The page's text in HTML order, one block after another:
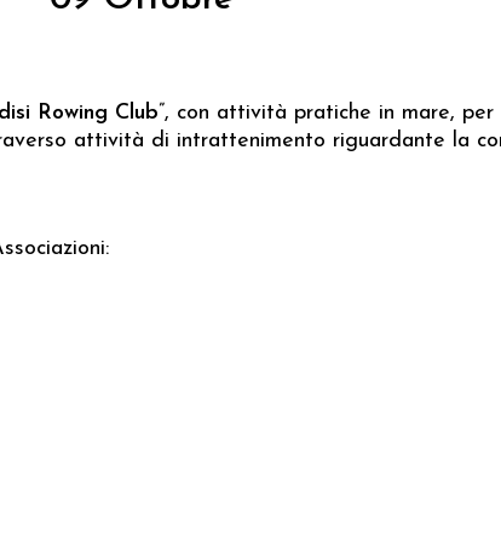
Rowing Club”, con attività pratiche in mare, per
attività di intrattenimento riguardante la